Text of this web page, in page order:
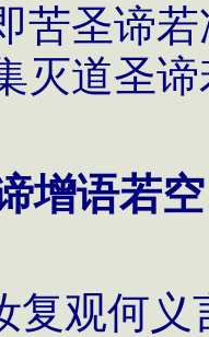
苦圣谛
灭道圣
增语若
复观何